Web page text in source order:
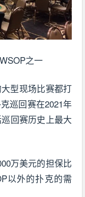
之一
型现场比赛都打
巡回赛在2021年
回赛历史上最大
万美元的担保比
以外的扑克的需